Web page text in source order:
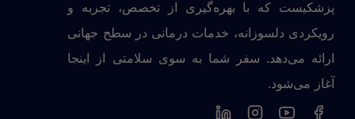
پزشکیست که با بهره‌گیری از تخصص، تجربه و
رویکردی دلسوزانه، خدمات درمانی در سطح جهانی
ارائه می‌دهد. سفر شما به سوی سلامتی از اینجا
آغاز می‌شود.